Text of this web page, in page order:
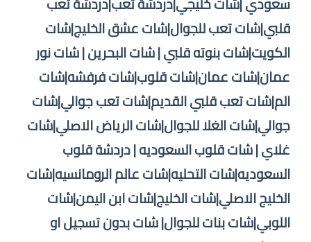
قلبي|شات تعب للجوال|شات عشق الخليج|شات
الكويت|شات بنوته قلبي | شات البحرين | شات نور
عمان|شات عمان|شات قلوب|شات فرفشه|شات
الم|شات تعب قلبي القديم|شات تعب جوالي|شات
جوالي|شات الغلا للجوال|شات الرياض الاصلي|شات
غلاي | شات قلوب السعوديه | دردشة قلوب
السعوديه|شات التحليه|شات عالم الرومانسيه|شات
الخليج الاصلي|شات الخليج|شات ابن اليمن|شات
اللوبي|شات بنات للجوال| شات بدون تسجيل او